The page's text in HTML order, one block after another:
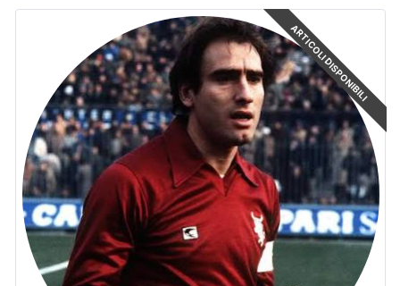
ARTICOLI DISPONIBILI